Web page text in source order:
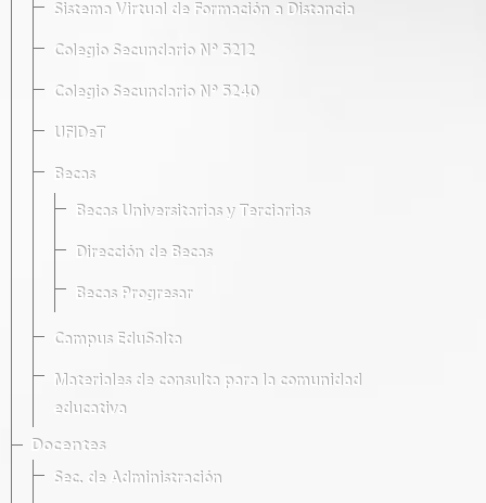
Sistema Virtual de Formación a Distancia
Colegio Secundario Nº 5212
Colegio Secundario Nº 5240
UFIDeT
Becas
Becas Universitarias y Terciarias
Dirección de Becas
Becas Progresar
Campus EduSalta
Materiales de consulta para la comunidad
educativa
Docentes
Sec. de Administración